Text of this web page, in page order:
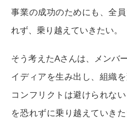
事業の成功のためにも、全
れず、乗り越えていきたい。
そう考えたAさんは、メンバ
イディアを生み出し、組織
コンフリクトは避けられな
を恐れずに乗り越えていき